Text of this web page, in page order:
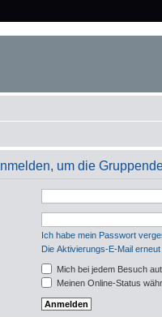
um die
Ich habe mein Passwort
Die Aktivierungs-E-Mail
Mich bei jedem Besuch
Meinen Online-Status